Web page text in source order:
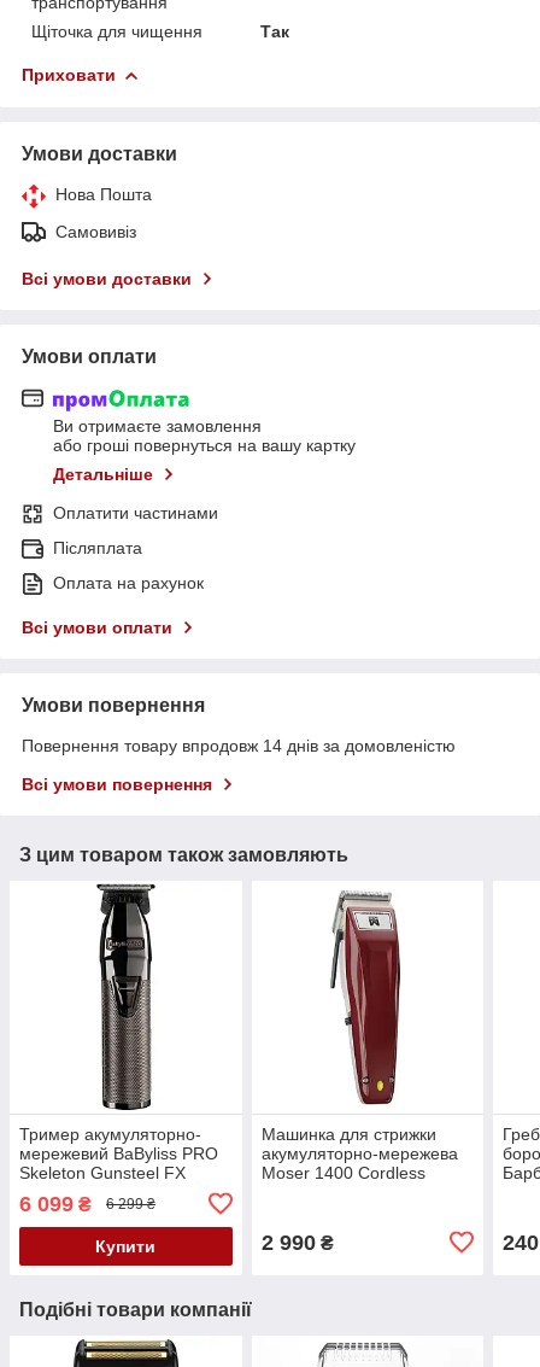
Щіточка для чищення
Так
Приховати
Умови доставки
Нова Пошта
Самовивіз
Всі умови доставки
Умови оплати
Ви отримаєте замовлення
або гроші повернуться на вашу картку
Детальніше
Оплатити частинами
Післяплата
Оплата на рахунок
Всі умови оплати
Умови повернення
Повернення товару впродовж 14 днів за домовленістю
Всі умови повернення
З цим товаром також замовляють
Тример акумуляторно-
мережевий BaByliss PRO
Skeleton Gunsteel FX
6 099 ₴ 6 299 ₴
Купити
Машинка для стрижки
акумуляторно-мережева
Moser 1400 Cordless
2 990₴ 240
Подібні товари компанії